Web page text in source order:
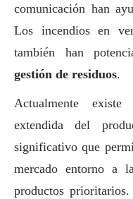
comunicación han
Los incendios en
también han
gestión de residuos.
Actualmente
extendida del
significativo que
mercado entorno a
productos